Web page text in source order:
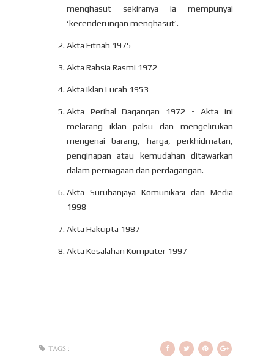
menghasut sekiranya ia mempunyai
‘kecenderungan menghasut’.
Akta Fitnah 1975
Akta Rahsia Rasmi 1972
Akta Iklan Lucah 1953
Akta Perihal Dagangan 1972 - Akta ini
melarang iklan palsu dan mengelirukan
mengenai barang, harga, perkhidmatan,
penginapan atau kemudahan ditawarkan
dalam perniagaan dan perdagangan.
Akta Suruhanjaya Komunikasi dan Media
1998
Akta Hakcipta 1987
Akta Kesalahan Komputer 1997
TAGS :